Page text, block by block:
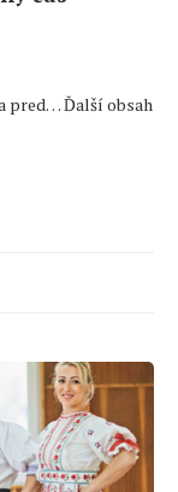
pred… Ďalší obsah